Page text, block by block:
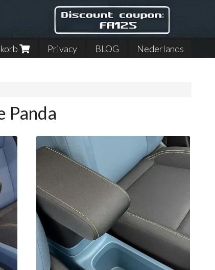
Privacy BLOG Nederlands
Panda